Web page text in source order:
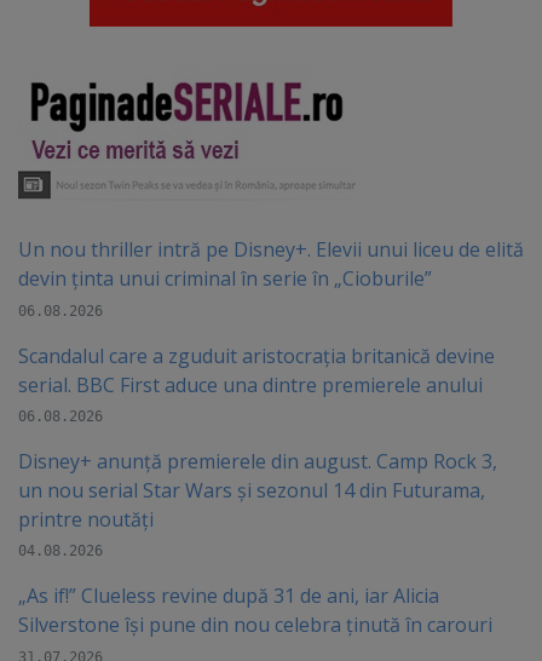
Un nou thriller intră pe Disney+. Elevii unui liceu de elită
devin ținta unui criminal în serie în „Cioburile”
06.08.2026
Scandalul care a zguduit aristocrația britanică devine
serial. BBC First aduce una dintre premierele anului
06.08.2026
Disney+ anunță premierele din august. Camp Rock 3,
un nou serial Star Wars și sezonul 14 din Futurama,
printre noutăți
04.08.2026
„As if!” Clueless revine după 31 de ani, iar Alicia
Silverstone își pune din nou celebra ținută în carouri
31.07.2026